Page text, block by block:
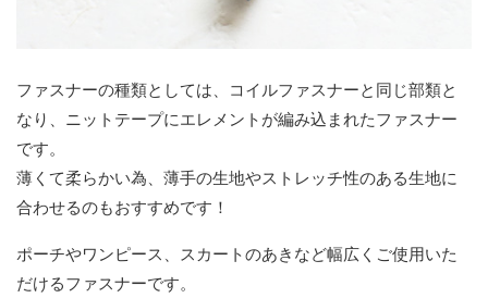
ファスナーの種類としては、コイルファスナーと同じ部類と
なり、ニットテープにエレメントが編み込まれたファスナー
です。
薄くて柔らかい為、薄手の生地やストレッチ性のある生地に
合わせるのもおすすめです！
ポーチやワンピース、スカートのあきなど幅広くご使用いた
だけるファスナーです。